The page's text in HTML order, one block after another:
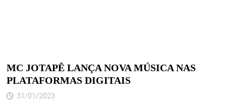
MC JOTAPÊ LANÇA NOVA MÚSICA NAS
PLATAFORMAS DIGITAIS
31/01/2023